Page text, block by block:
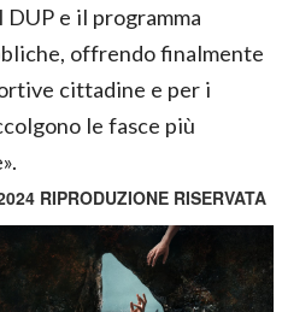
e il programma
offrendo finalmente
cittadine e per i
le fasce più
RIPRODUZIONE RISERVATA